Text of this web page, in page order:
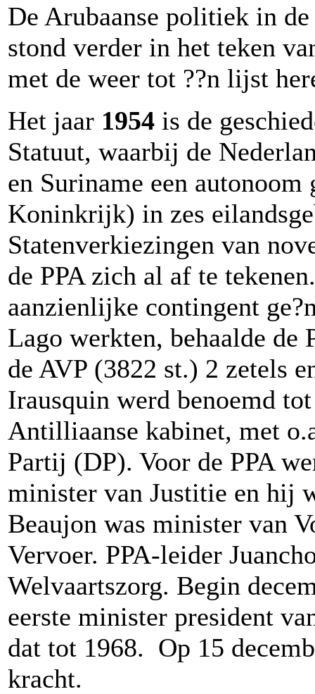
De Arubaanse politiek in
stond verder in het teken
met de weer tot ??n lijst
Het jaar 1954 is de
Statuut, waarbij de
en Suriname een autonoom
Koninkrijk) in zes
Statenverkiezingen van
de PPA zich al af te
aanzienlijke contingent
Lago werkten, behaalde de
de AVP (3822 st.) 2 zetels
Irausquin werd benoemd
Antilliaanse kabinet, met
Partij (DP). Voor de PPA
minister van Justitie en hij
Beaujon was minister van
Vervoer. PPA-leider
Welvaartszorg. Begin
eerste minister president
dat tot 1968. Op 15
kracht.